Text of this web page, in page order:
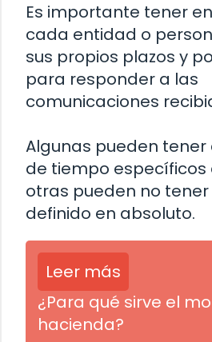
Es importante tener
cada entidad o
sus propios plazos y
para responder a las
comunicaciones
Algunas pueden
de tiempo
otras pueden no tener
definido en absoluto.
Leer más
¿Para qué sirve el
hacienda?